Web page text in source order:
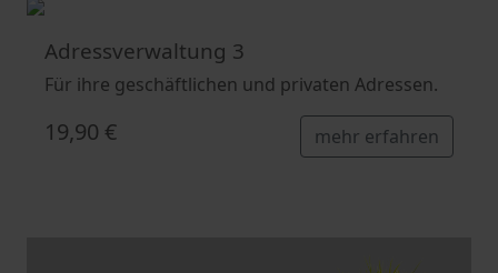
Adressverwaltung 3
Für ihre geschäftlichen und privaten Adressen.
19,90 € mehr erfahren